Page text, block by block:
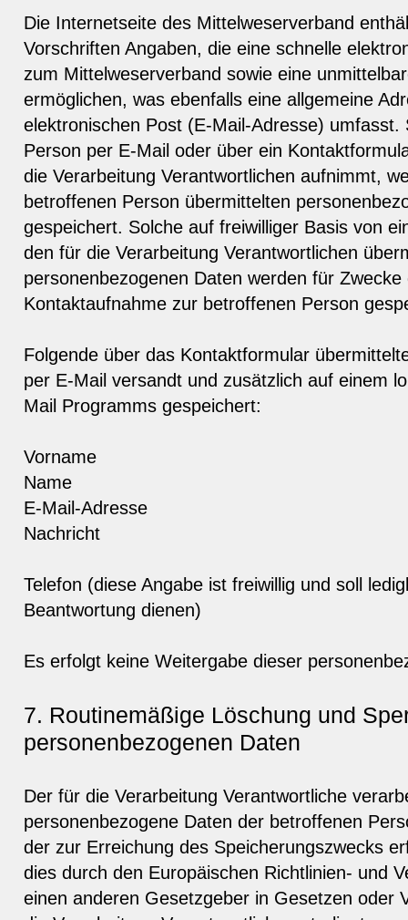
Die Internetseite des Mittelweserverband
Vorschriften Angaben, die eine schnelle
zum Mittelweserverband sowie eine
ermöglichen, was ebenfalls eine allgemeine
elektronischen Post (E-Mail-Adresse) umfasst.
Person per E-Mail oder über ein
die Verarbeitung Verantwortlichen aufnimmt,
betroffenen Person übermittelten
gespeichert. Solche auf freiwilliger Basis von
den für die Verarbeitung Verantwortlichen
personenbezogenen Daten werden für
Kontaktaufnahme zur betroffenen Person
Folgende über das Kontaktformular
per E-Mail versandt und zusätzlich auf einem
Mail Programms gespeichert:
Vorname
Name
E-Mail-Adresse
Nachricht
Telefon (diese Angabe ist freiwillig und soll
Beantwortung dienen)
Es erfolgt keine Weitergabe dieser
7. Routinemäßige Löschung und
personenbezogenen Daten
Der für die Verarbeitung Verantwortliche
personenbezogene Daten der betroffenen
der zur Erreichung des Speicherungszwecks
dies durch den Europäischen Richtlinien- und
einen anderen Gesetzgeber in Gesetzen oder